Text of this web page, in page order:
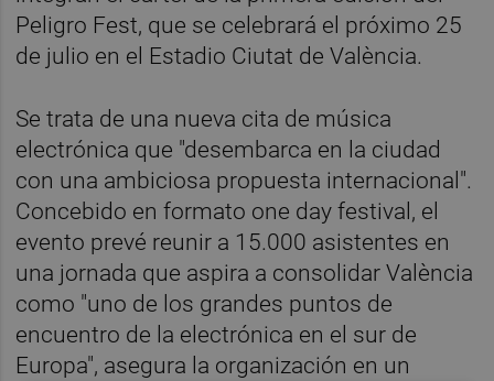
Peligro Fest, que se celebrará el próximo 25
de julio en el Estadio Ciutat de València.
Se trata de una nueva cita de música
electrónica que "desembarca en la ciudad
con una ambiciosa propuesta internacional".
Concebido en formato one day festival, el
evento prevé reunir a 15.000 asistentes en
una jornada que aspira a consolidar València
como "uno de los grandes puntos de
encuentro de la electrónica en el sur de
Europa", asegura la organización en un